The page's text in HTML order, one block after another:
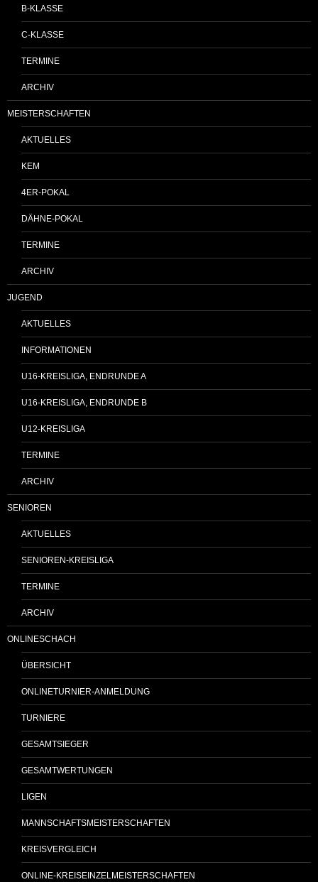
B-KLASSE
C-KLASSE
TERMINE
ARCHIV
MEISTERSCHAFTEN
AKTUELLES
KEM
4ER-POKAL
DÄHNE-POKAL
TERMINE
ARCHIV
JUGEND
AKTUELLES
INFORMATIONEN
U16-KREISLIGA, ENDRUNDE A
U16-KREISLIGA, ENDRUNDE B
U12-KREISLIGA
TERMINE
ARCHIV
SENIOREN
AKTUELLES
SENIOREN-KREISLIGA
TERMINE
ARCHIV
ONLINESCHACH
ÜBERSICHT
ONLINETURNIER-ANMELDUNG
TURNIERE
GESAMTSIEGER
GESAMTWERTUNGEN
LIGEN
MANNSCHAFTSMEISTERSCHAFTEN
KREISVERGLEICH
ONLINE-KREISEINZELMEISTERSCHAFTEN